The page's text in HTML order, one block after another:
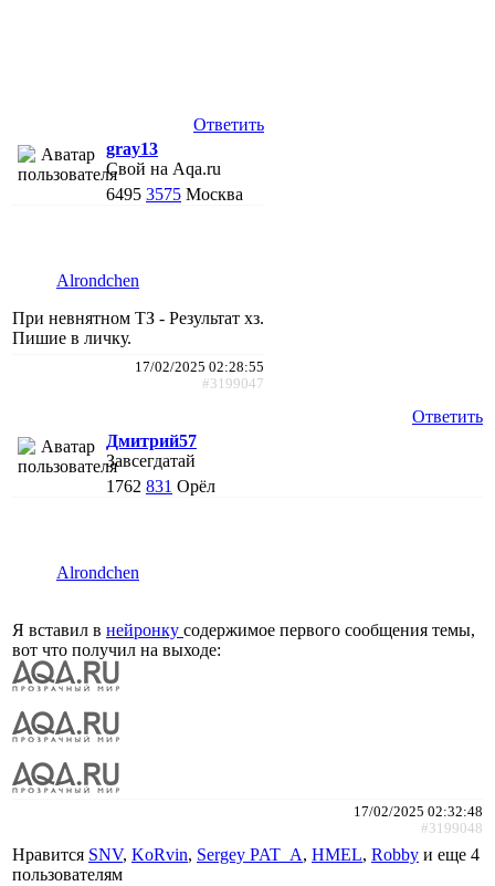
Ответить
gray13
Свой на Aqa.ru
6495 3575 Москва
Alrondchen
При невнятном ТЗ - Результат хз.
Пишие в личку.
17/02/2025 02:28:55
#3199047
Ответить
Дмитрий57
Завсегдатай
1762 831 Орёл
Alrondchen
Я вставил в нейронку содержимое первого сообщения темы,
вот что получил на выходе:
17/02/2025 02:32:48
#3199048
Нравится SNV, KoRvin, Sergey PAT_A, HMEL, Robby и еще 4
пользователям